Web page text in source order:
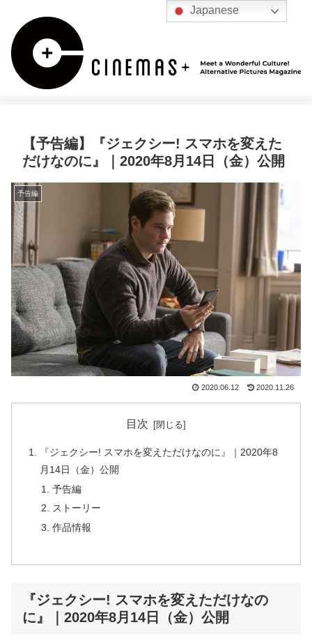
【予告編】『ジェクシー! スマホを変えた
だけなのに』｜2020年8月14日（金）公開
予告編
2020.06.12 2020.11.26
目次
『ジェクシー! スマホを変えただけなのに』｜2020年8
月14日（金）公開
予告編
ストーリー
作品情報
『ジェクシー! スマホを変えただけなの
に』｜2020年8月14日（金）公開
Japanese